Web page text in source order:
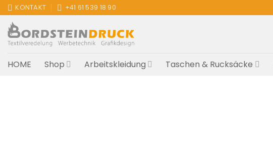
Zum
Inhalt
springen
KONTAKT +41 61 539 18 90
HOME Shop Arbeitskleidung Taschen & Rucksäcke